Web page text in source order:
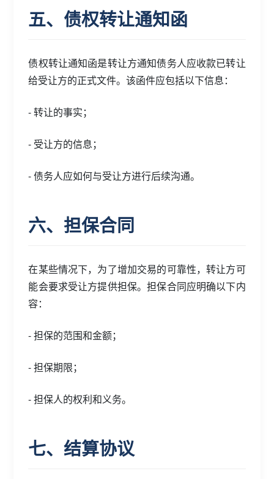
五、债权转让通知函
债权转让通知函是转让方通知债务人应收款已转让
给受让方的正式文件。该函件应包括以下信息：
- 转让的事实；
- 受让方的信息；
- 债务人应如何与受让方进行后续沟通。
六、担保合同
在某些情况下，为了增加交易的可靠性，转让方可
能会要求受让方提供担保。担保合同应明确以下内
容：
- 担保的范围和金额；
- 担保期限；
- 担保人的权利和义务。
七、结算协议